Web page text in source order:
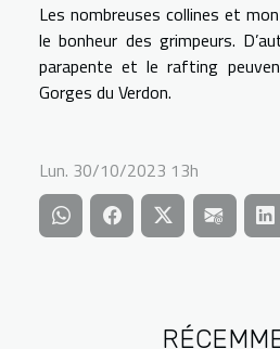
Les nombreuses collines et
le bonheur des grimpeurs.
parapente et le rafting
Gorges du Verdon.
Lun. 30/10/2023 13h